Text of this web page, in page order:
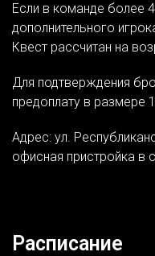
Если в команде более
дополнительного
Квест рассчитан на
Для подтверждения
предоплату в размере
Адрес: ул.
офисная пристройка в
Расписание